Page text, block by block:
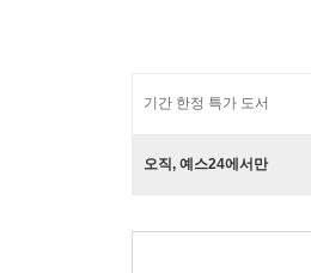
기간 한정 특가 도서
오직, 예스24에서만